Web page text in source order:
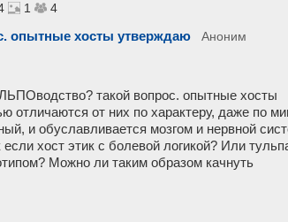
1 4
опытные хосты утверждаю
Аноним
такой вопрос. опытные хосты
отличаются от них по характеру, даже по
и обуславливается мозгом и нервной
хост этик с болевой логикой? Или
Можно ли таким образом качнуть